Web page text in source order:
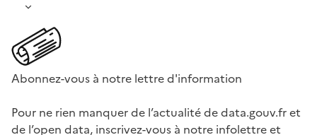
Abonnez-vous à notre lettre d'information
Pour ne rien manquer de l’actualité de data.gouv.fr et
de l’open data, inscrivez-vous à notre infolettre et